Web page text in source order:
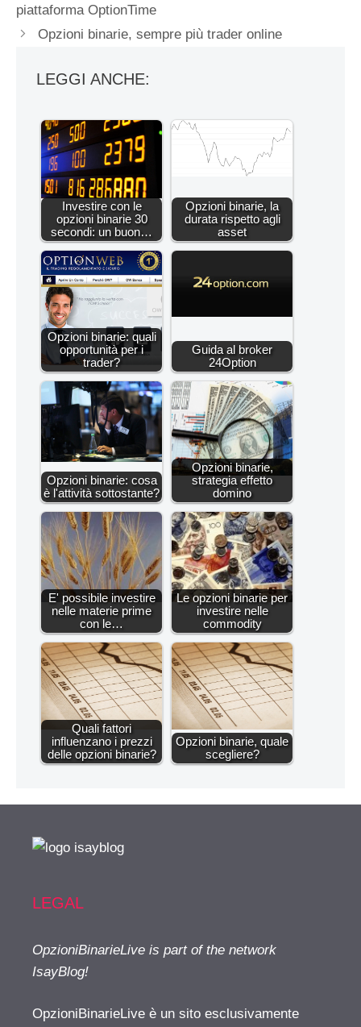
piattaforma OptionTime
Opzioni binarie, sempre più trader online
LEGGI ANCHE:
Investire con le
opzioni binarie 30
secondi: un buon…
Opzioni binarie, la
durata rispetto agli
asset
Opzioni binarie: quali
opportunità per i
trader?
Guida al broker
24Option
Opzioni binarie: cosa
è l'attività sottostante?
Opzioni binarie,
strategia effetto
domino
E' possibile investire
nelle materie prime
con le…
Le opzioni binarie per
investire nelle
commodity
Quali fattori
influenzano i prezzi
delle opzioni binarie?
Opzioni binarie, quale
scegliere?
LEGAL
OpzioniBinarieLive is part of the network
IsayBlog!
OpzioniBinarieLive è un sito esclusivamente